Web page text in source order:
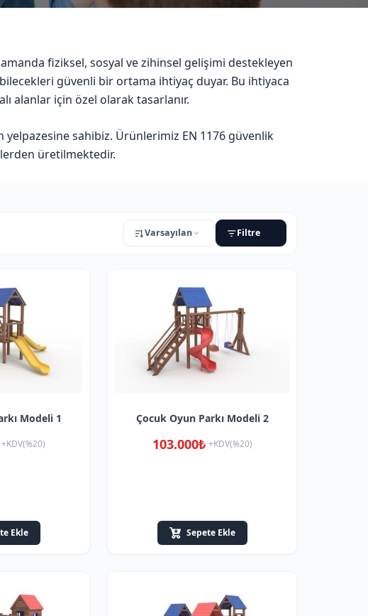
fiziksel, sosyal ve zihinsel gelişimi destekleyen
güvenli bir ortama ihtiyaç duyar. Bu ihtiyaca
alanlar için özel olarak tasarlanır.
sahibiz. Ürünlerimiz EN 1176 güvenlik
üretilmektedir.
Varsayılan Filtre
Modeli 1
+KDV(%20)
Ekle
Çocuk Oyun Parkı Modeli 2
103.000₺ +KDV(%20)
Sepete Ekle